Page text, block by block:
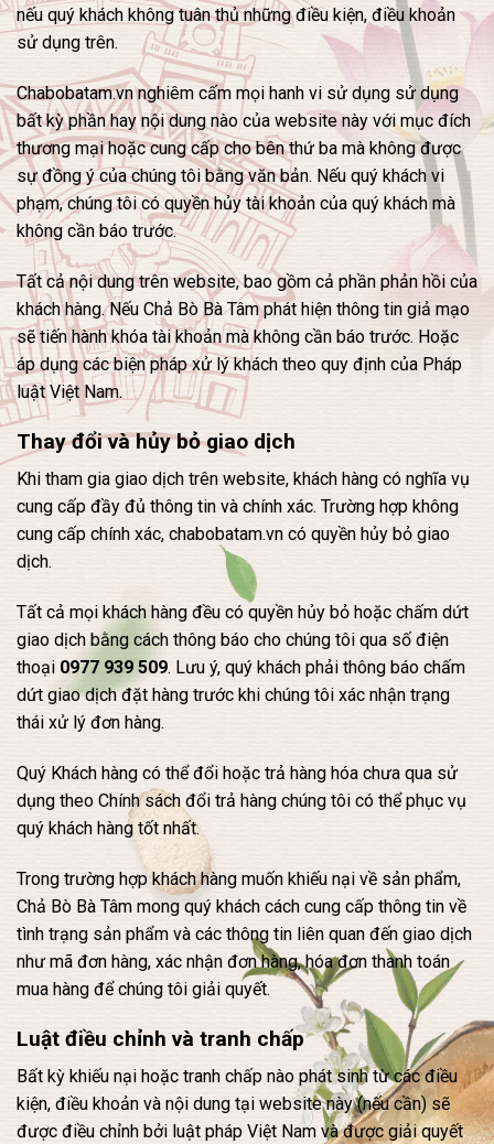
nếu quý khách không tuân thủ những điều kiện, điều khoản
sử dụng trên.
Chabobatam.vn nghiêm cấm mọi hanh vi sử dụng sử dụng
bất kỳ phần hay nội dung nào của website này với mục đích
thương mại hoặc cung cấp cho bên thứ ba mà không được
sự đồng ý của chúng tôi bằng văn bản. Nếu quý khách vi
phạm, chúng tôi có quyền hủy tài khoản của quý khách mà
không cần báo trước.
Tất cả nội dung trên website, bao gồm cả phần phản hồi của
khách hàng. Nếu Chả Bò Bà Tâm phát hiện thông tin giả mạo
sẽ tiến hành khóa tài khoản mà không cần báo trước. Hoặc
áp dụng các biện pháp xử lý khách theo quy định của Pháp
luật Việt Nam.
Thay đổi và hủy bỏ giao dịch
Khi tham gia giao dịch trên website, khách hàng có nghĩa vụ
cung cấp đầy đủ thông tin và chính xác. Trường hợp không
cung cấp chính xác, chabobatam.vn có quyền hủy bỏ giao
dịch.
Tất cả mọi khách hàng đều có quyền hủy bỏ hoặc chấm dứt
giao dịch bằng cách thông báo cho chúng tôi qua số điện
thoại 0977 939 509. Lưu ý, quý khách phải thông báo chấm
dứt giao dịch đặt hàng trước khi chúng tôi xác nhận trạng
thái xử lý đơn hàng.
Quý Khách hàng có thể đổi hoặc trả hàng hóa chưa qua sử
dụng theo Chính sách đổi trả hàng chúng tôi có thể phục vụ
quý khách hàng tốt nhất.
Trong trường hợp khách hàng muốn khiếu nại về sản phẩm,
Chả Bò Bà Tâm mong quý khách cách cung cấp thông tin về
tình trạng sản phẩm và các thông tin liên quan đến giao dịch
như mã đơn hàng, xác nhận đơn hàng, hóa đơn thanh toán
mua hàng để chúng tôi giải quyết.
Luật điều chỉnh và tranh chấp
Bất kỳ khiếu nại hoặc tranh chấp nào phát sinh từ các điều
kiện, điều khoản và nội dung tại website này (nếu cần) sẽ
được điều chỉnh bởi luật pháp Việt Nam và được giải quyết